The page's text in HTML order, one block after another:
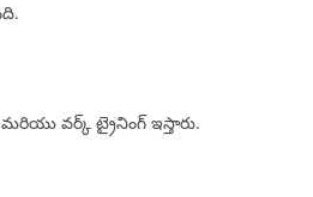
వర్క్ ట్రైనింగ్ ఇస్తారు.